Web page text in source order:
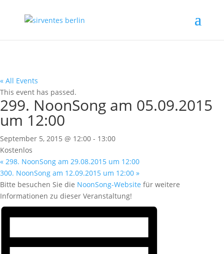
« All Events
This event has passed.
299. NoonSong am 05.09.2015
um 12:00
September 5, 2015 @ 12:00 - 13:00
Kostenlos
« 298. NoonSong am 29.08.2015 um 12:00
300. NoonSong am 12.09.2015 um 12:00 »
Bitte besuchen Sie die NoonSong-Website für weitere
Informationen zu dieser Veranstaltung!